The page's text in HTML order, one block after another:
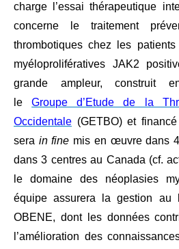
charge l’essai thérapeutique
concerne le traitement
thrombotiques chez les
myéloprolifératives JAK2
grande ampleur, construit
leGroupe d’Etude de la
Occidentale (GETBO) et
sera in fine mis en œuvre dans
dans 3 centres au Canada (cf.
le domaine des néoplasies
équipe assurera la gestion au
OBENE, dont les données
l’amélioration des